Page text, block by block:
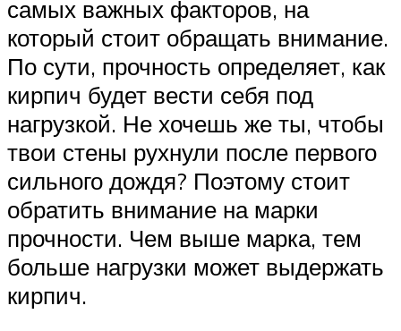
самых важных факторов, на
который стоит обращать внимание.
По сути, прочность определяет, как
кирпич будет вести себя под
нагрузкой. Не хочешь же ты, чтобы
твои стены рухнули после первого
сильного дождя? Поэтому стоит
обратить внимание на марки
прочности. Чем выше марка, тем
больше нагрузки может выдержать
кирпич.